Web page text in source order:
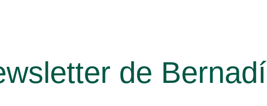
de Bernadí